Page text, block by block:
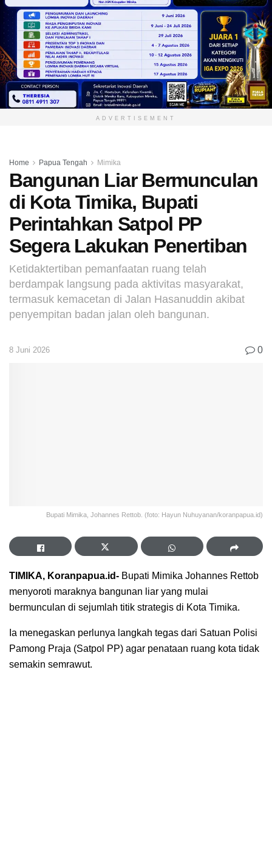
ADVERTISEMENT
Home Papua Tengah Mimika
Bangunan Liar Bermunculan
di Kota Timika, Bupati
Perintahkan Satpol PP
Segera Lakukan Penertiban
Ketidaktertiban pemanfaatan ruang telah
berdampak langsung pada aktivitas masyarakat,
termasuk kemacetan di Jalan Hasanuddin akibat
penyempitan badan jalan oleh bangunan.
8 Juni 2026 0
Bupati Mimika, Johannes Rettob. (foto: Hayun Nuhuyanan/koranpapua.id)
TIMIKA, Koranpapua.id- Bupati Mimika Johannes Rettob
menyoroti maraknya bangunan liar yang mulai
bermunculan di sejumlah titik strategis di Kota Timika.
Ia menegaskan perlunya langkah tegas dari Satuan Polisi
Pamong Praja (Satpol PP) agar penataan ruang kota tidak
semakin semrawut.